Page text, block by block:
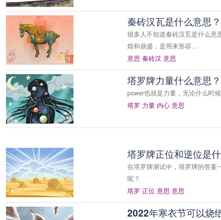
秦砖汉瓦是什么意思？
很多人不知道秦砖汉瓦是什么意
煌和鼎盛，是用来形容…
意思 秦砖汉 意思
塔罗牌力量什么意思
power也就是力量，无论什么时
塔罗 力量 内心 意思
塔罗牌正位和逆位是
在塔罗牌测试中，塔罗牌的答案
呢？
塔罗 正位 意思 意思
2022年寒衣节可以烧